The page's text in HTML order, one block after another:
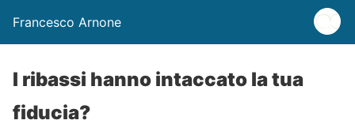
Francesco Arnone
I ribassi hanno intaccato la tua
fiducia?